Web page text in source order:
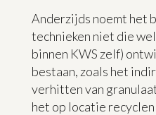
Anderzijds noemt het
technieken niet die
binnen KWS zelf)
bestaan, zoals het
verhitten van
het op locatie